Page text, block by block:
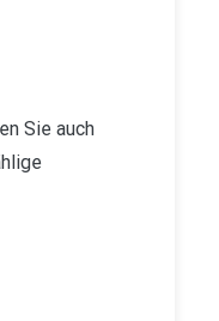
Sie auch